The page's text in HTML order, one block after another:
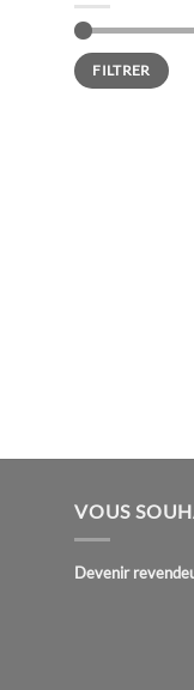
Prix
min
Prix
maxFILTRER
VOUS
Devenir